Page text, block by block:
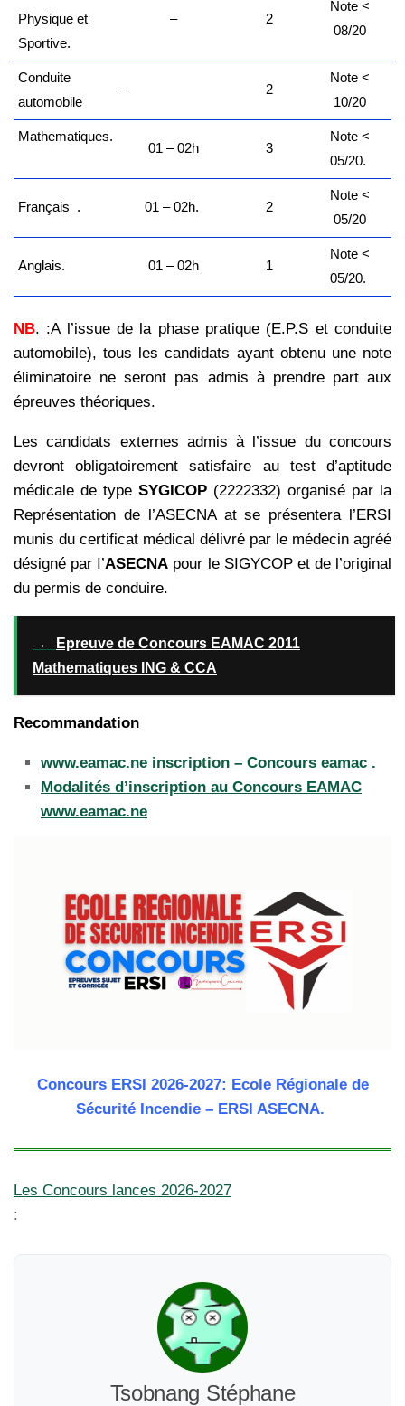
Physique et
Sportive.
– 2
Note <
08/20
Conduite
automobile
– 2
Note <
10/20
Mathematiques.
01 – 02h
3
Note <
05/20.
Français . 01 – 02h. 2
Note <
05/20
Anglais. 01 – 02h 1
Note <
05/20.
NB. :A l’issue de la phase pratique (E.P.S et conduite
automobile), tous les candidats ayant obtenu une note
éliminatoire ne seront pas admis à prendre part aux
épreuves théoriques.
Les candidats externes admis à l’issue du concours
devront obligatoirement satisfaire au test d’aptitude
médicale de type SYGICOP (2222332) organisé par la
Représentation de l’ASECNA at se présentera l’ERSI
munis du certificat médical délivré par le médecin agréé
désigné par I’ASECNA pour le SIGYCOP et de l’original
du permis de conduire.
→
Epreuve de Concours EAMAC 2011
Mathematiques ING & CCA
Recommandation
www.eamac.ne inscription – Concours eamac .
Modalités d’inscription au Concours EAMAC
www.eamac.ne
Concours ERSI 2026-2027: Ecole Régionale de
Sécurité Incendie – ERSI ASECNA.
Les Concours lances 2026-2027
:
Tsobnang Stéphane